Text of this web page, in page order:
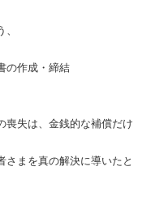
の作成・締結
喪失は、金銭的な補償だけ
さまを真の解決に導いたと